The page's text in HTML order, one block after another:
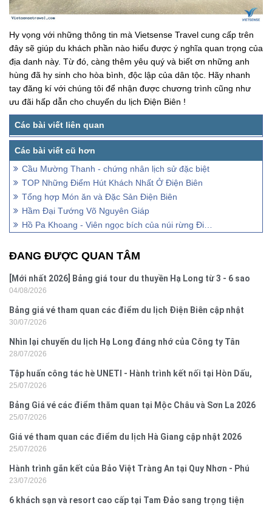
Hy vọng với những thông tin mà Vietsense Travel cung cấp trên
đây sẽ giúp du khách phần nào hiểu được ý nghĩa quan trọng của
địa danh này. Từ đó, càng thêm yêu quý và biết ơn những anh
hùng đã hy sinh cho hòa bình, độc lập của dân tộc. Hãy nhanh
tay đăng kí với chúng tôi để nhận được chương trình cũng như
ưu đãi hấp dẫn cho chuyến du lịch Điện Biên !
Cầu Mường Thanh - chứng nhân lịch sử đặc biệt
TOP Những Điểm Hút Khách Nhất Ở Điện Biên
Tổng hợp Món ăn và Đặc Sản Điện Biên
Hầm Đại Tướng Võ Nguyên Giáp
Hồ Pa Khoang - Viên ngọc bích của núi rừng Điện Biên Tây Bắc
ĐANG ĐƯỢC QUAN TÂM
[Mới nhất 2026] Bảng giá tour du thuyền Hạ Long từ 3 - 6 sao
04/08/2026
Bảng giá vé tham quan các điểm du lịch Điện Biên cập nhật
2026
30/07/2026
Nhìn lại chuyến du lịch Hạ Long đáng nhớ của Công ty Tân
Hưng 2026
28/07/2026
Tập huấn công tác hè UNETI - Hành trình kết nối tại Hòn Dấu,
Đồ Sơn
25/07/2026
Bảng Giá vé các điểm thăm quan tại Mộc Châu và Sơn La 2026
25/07/2026
Giá vé tham quan các điểm du lịch Hà Giang cập nhật 2026
25/07/2026
Hành trình gắn kết của Bảo Việt Tràng An tại Quy Nhơn - Phú
Yên
23/07/2026
6 khách sạn và resort cao cấp tại Tam Đảo sang trọng tiện